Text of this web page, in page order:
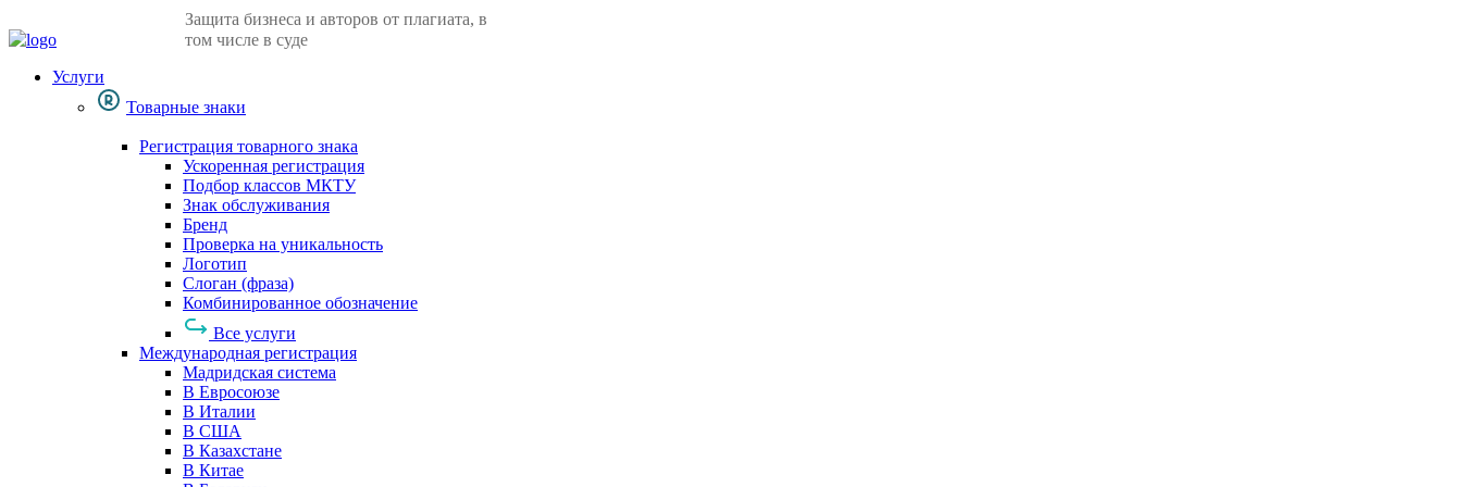
Защита бизнеса и авторов от плагиата, в
том числе в суде
Услуги
Товарные знаки
Регистрация товарного знака
Ускоренная регистрация
Подбор классов МКТУ
Знак обслуживания
Бренд
Проверка на уникальность
Логотип
Слоган (фраза)
Комбинированное обозначение
Все услуги
Международная регистрация
Мадридская система
В Евросоюзе
В Италии
В США
В Казахстане
В Китае